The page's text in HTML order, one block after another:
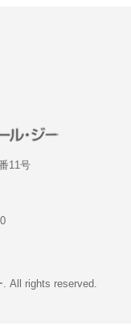
11号
All rights reserved.